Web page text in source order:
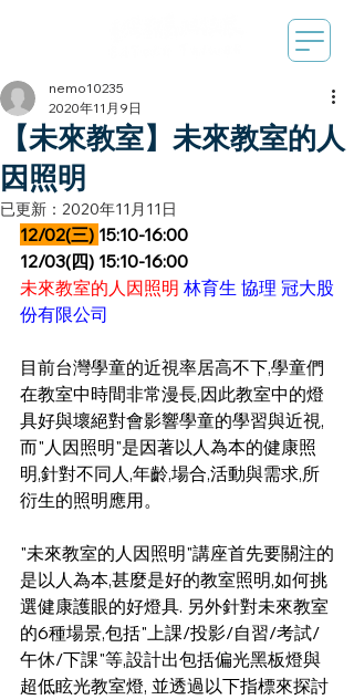
【未來教室】未來教室的人
因照明
nemo10235
2020年11月9日
已更新： 2020年11月11日
12/02(三) 15:10-16:00
12/03(四) 15:10-16:00
未來教室的人因照明 林育生 協理 冠大股
份有限公司
目前台灣學童的近視率居高不下,學童們
在教室中時間非常漫長,因此教室中的燈
具好與壞絕對會影響學童的學習與近視,
而"人因照明"是因著以人為本的健康照
明,針對不同人,年齡,場合,活動與需求,所
衍生的照明應用。
"未來教室的人因照明"講座首先要關注的
是以人為本,甚麼是好的教室照明,如何挑
選健康護眼的好燈具. 另外針對未來教室
的6種場景,包括"上課/投影/自習/考試/
午休/下課"等,設計出包括偏光黑板燈與
超低眩光教室燈, 並透過以下指標來探討